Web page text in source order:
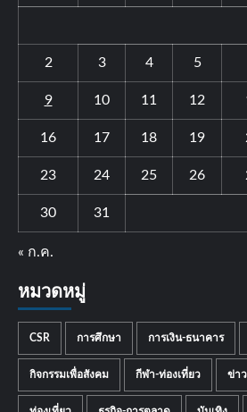
2 3 4 5
9 10 11 12
16 17 18 19
23 24 25 26
30 31
« ก.ค.
หมวดหมู่
CSR การศึกษา การเงิน-ธนาคาร
กิจกรรมเพื่อสังคม กีฬา-ท่องเที่ยว ข่า